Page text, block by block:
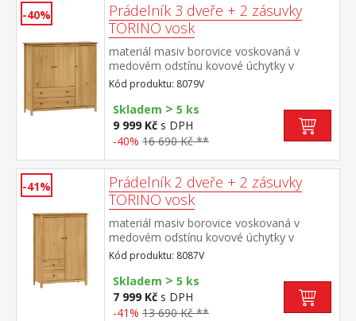
-40%
Prádelník 3 dveře + 2 zásuvky
TORINO vosk
materiál masiv borovice voskovaná v
medovém odstínu kovové úchytky v
barevném provedení černěná mosaz 3
dvířka a 2 zásuvky s kovovými pojezdy
Kód produktu: 8079V
Skladem > 5 ks
9 999 Kč s DPH
-40% 16 690 Kč **
-41%
Prádelník 2 dveře + 2 zásuvky
TORINO vosk
materiál masiv borovice voskovaná v
medovém odstínu kovové úchytky v
barevném provedení černěná mosaz 2
dvířka a 2 zásuvky s kovovými pojezdy
Kód produktu: 8087V
Skladem > 5 ks
7 999 Kč s DPH
-41% 13 690 Kč **